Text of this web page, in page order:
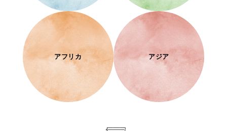
アフリカ アジア